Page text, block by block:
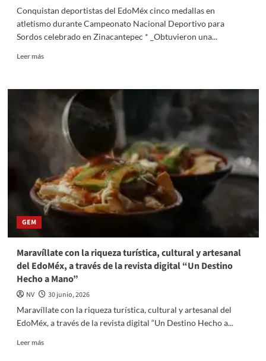
Conquistan deportistas del EdoMéx cinco medallas en
atletismo durante Campeonato Nacional Deportivo para
Sordos celebrado en Zinacantepec * _Obtuvieron una...
Leer másRead
Conquistan
deportistas
EdoMéx
medallas
atletismo
durante
Campeonato
Nacional
Deportivo
en
Zinacantepec
GEM
Maravíllate con la riqueza turística, cultural y artesanal
del EdoMéx, a través de la revista digital “Un Destino
Hecho a Mano”
NV
30 junio, 2026
Maravíllate con la riqueza turística, cultural y artesanal del
EdoMéx, a través de la revista digital “Un Destino Hecho a...
Leer másRead